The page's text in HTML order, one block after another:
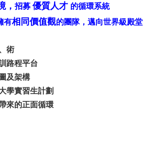
， 招募 優質人才 的循環系統
有相同價值觀的團隊，邁向世界級殿堂
術
路程平台
及架構
學實習生計劃
來的正面循環